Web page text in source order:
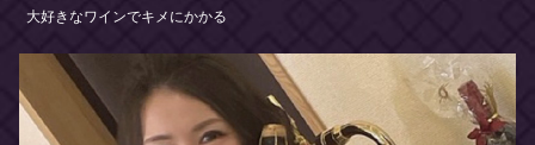
大好きなワインでキメにかかる